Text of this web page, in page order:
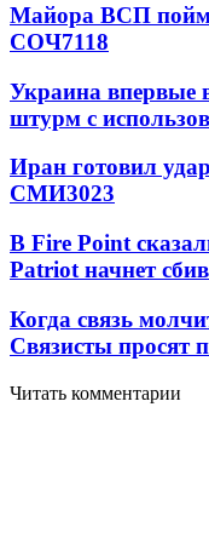
Майора ВСП
СОЧ7118
Украина впервые
штурм с
Иран готовил
СМИ3023
В Fire Point
Patriot начнет
Когда связь
Связисты просят
Читать комментарии